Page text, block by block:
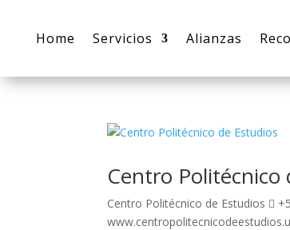
Home Servicios Alianzas
Centro Politécnico
Centro Politécnico de Estudios 